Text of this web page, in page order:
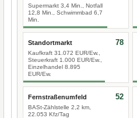
Supermarkt 3,4 Min., Notfall
12,8 Min., Schwimmbad 6,7
Min.
Standortmarkt
Kaufkraft 31.072 EUR/Ew.,
Steuerkraft 1.000 EUR/Ew.,
Einzelhandel 8.895
EUR/Ew.
78
Fernstraßenumfeld
BASt-Zählstelle 2,2 km,
22.053 Kfz/Tag
52